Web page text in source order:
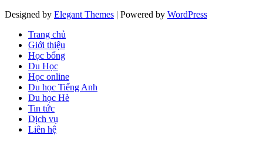
Designed by Elegant Themes | Powered by WordPress
Trang chủ
Giới thiệu
Học bổng
Du Học
Học online
Du học Tiếng Anh
Du học Hè
Tin tức
Dịch vụ
Liên hệ